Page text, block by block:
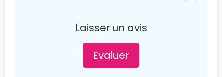
Laisser un avis
Evaluer